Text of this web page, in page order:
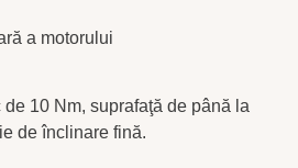
a motorului
10 Nm, suprafaţă de până la
de înclinare fină.